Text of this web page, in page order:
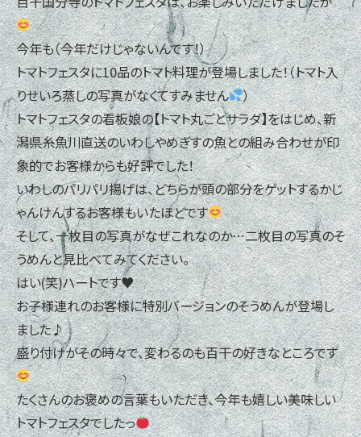
今年も（今年だけじゃないんです！）
トマトフェスタに10品のトマト料理が登場しました！（トマト入
りせいろ蒸しの写真がなくてすみません
）
トマトフェスタの看板娘の【トマト丸ごとサラダ】をはじめ、新
潟県糸魚川直送のいわしやめぎすの魚との組み合わせが印
象的でお客様からも好評でした！
いわしのパリパリ揚げは、どちらが頭の部分をゲットするかじ
ゃんけんするお客様もいたほどです
そして、一枚目の写真がなぜこれなのか…二枚目の写真のそ
うめんと見比べてみてください。
はい(笑)ハートです♥
お子様連れのお客様に特別バージョンのそうめんが登場し
ました♪
盛り付けがその時々で、変わるのも百干の好きなところです
たくさんのお褒めの言葉もいただき、今年も嬉しい美味しい
トマトフェスタでしたっ